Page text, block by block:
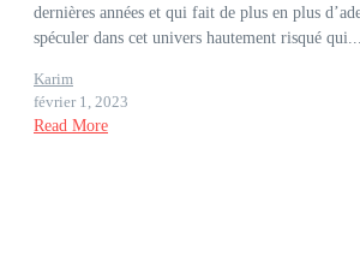
dernières années et qui fait de plus en plus
spéculer dans cet univers hautement risqué qui...
Karim
février 1, 2023
Read More